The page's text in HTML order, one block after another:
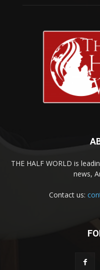
THE HALF WORLD is
news,
Contact us: